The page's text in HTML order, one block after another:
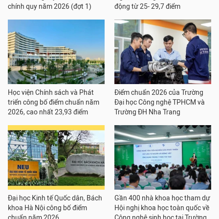
chính quy năm 2026 (đợt 1)
động từ 25- 29,7 điểm
Học viện Chính sách và Phát
triển công bố điểm chuẩn năm
2026, cao nhất 23,93 điểm
Điểm chuẩn 2026 của Trường
Đại học Công nghệ TPHCM và
Trường ĐH Nha Trang
Đại học Kinh tế Quốc dân, Bách
khoa Hà Nội công bố điểm
Gần 400 nhà khoa học tham dự
Hội nghị khoa học toàn quốc về